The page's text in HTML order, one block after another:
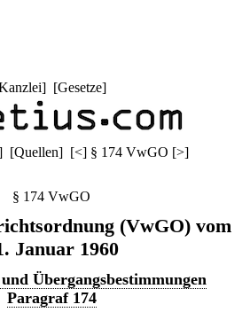
] [Gesetze]
[Quellen] [<] § 174 VwGO [>]
§ 174 VwGO
(VwGO) vom
Januar 1960
Übergangsbestimmungen
Paragraf 174